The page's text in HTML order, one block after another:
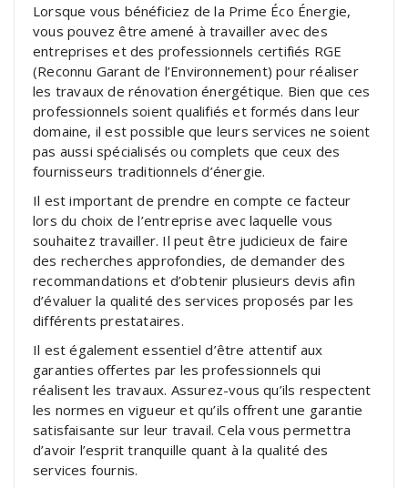
Lorsque vous bénéficiez de la Prime Éco Énergie,
vous pouvez être amené à travailler avec des
entreprises et des professionnels certifiés RGE
(Reconnu Garant de l’Environnement) pour réaliser
les travaux de rénovation énergétique. Bien que ces
professionnels soient qualifiés et formés dans leur
domaine, il est possible que leurs services ne soient
pas aussi spécialisés ou complets que ceux des
fournisseurs traditionnels d’énergie.
Il est important de prendre en compte ce facteur
lors du choix de l’entreprise avec laquelle vous
souhaitez travailler. Il peut être judicieux de faire
des recherches approfondies, de demander des
recommandations et d’obtenir plusieurs devis afin
d’évaluer la qualité des services proposés par les
différents prestataires.
Il est également essentiel d’être attentif aux
garanties offertes par les professionnels qui
réalisent les travaux. Assurez-vous qu’ils respectent
les normes en vigueur et qu’ils offrent une garantie
satisfaisante sur leur travail. Cela vous permettra
d’avoir l’esprit tranquille quant à la qualité des
services fournis.